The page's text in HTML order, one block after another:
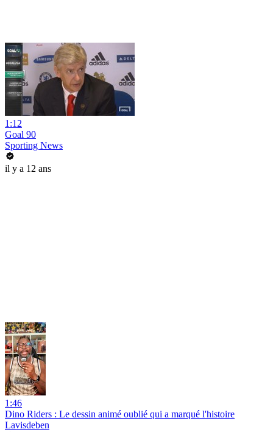
1:12
Goal 90
Sporting News
il y a 12 ans
1:46
Dino Riders : Le dessin animé oublié qui a marqué l'histoire
Lavisdeben